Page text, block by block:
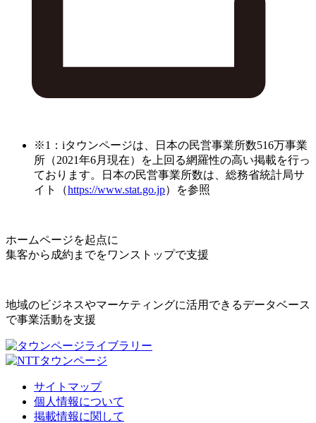
※1：iタウンページは、日本の民営事業所数516万事業
所（2021年6月現在）を上回る網羅性の高い掲載を行っ
ております。日本の民営事業所数は、総務省統計局サ
イト（https://www.stat.go.jp）を参照
ホームページを起点に
集客から成約までをワンストップで支援
地域のビジネスやマーケティングに活用できるデータベース
で事業活動を支援
サイトマップ
個人情報について
掲載情報に関して